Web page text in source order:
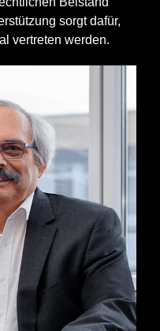
sorgt dafür,
vertreten werden.